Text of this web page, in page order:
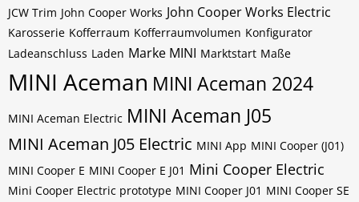
JCW Trim John Cooper Works John Cooper Works Electric
Karosserie Kofferraum Kofferraumvolumen Konfigurator
Ladeanschluss Laden Marke MINI Marktstart Maße
MINI Aceman MINI Aceman 2024
MINI Aceman Electric MINI Aceman J05
MINI Aceman J05 Electric MINI App MINI Cooper (J01)
MINI Cooper E MINI Cooper E J01 Mini Cooper Electric
Mini Cooper Electric prototype MINI Cooper J01 MINI Cooper SE